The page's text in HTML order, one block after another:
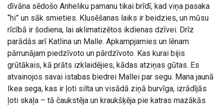
dīvāna sēdošo Anheliku pamanu tikai brīdī, kad viņa pasaka
“hi” un sāk smieties. Klusēšanas laiks ir beidzies, un mūsu
rīcībā ir šodiena, lai aklimatizētos ikdienas dzīvei. Drīz
parādās arī Katlina un Malle. Apkampjamies un lēnam
pārrunājam piedzīvoto un pārdzīvoto. Kas kurai bijis
grūtākais, kā prāts izklaidējies, kādas atziņas gūtas. Es
atvainojos savai istabas biedrei Mallei par segu. Mana jaunā
Ikea sega, kas ir ļoti silta un visādā ziņā burvīga, izrādījās
ļoti skaļa – tā čaukstēja un kraukšķēja pie katras mazākās